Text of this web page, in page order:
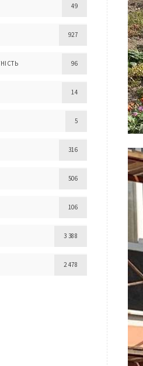
49
927
96
14
5
316
506
106
3 388
2 478